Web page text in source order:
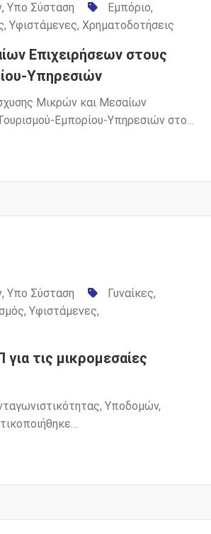
, Υπο Σύσταση Εμπόριο,
, Υφιστάμενες, Χρηματοδοτήσεις
Επιχειρήσεων στους
Υπηρεσιών
Μικρών και Μεσαίων
Εμπορίου-Υπηρεσιών στο…
, Υπο Σύσταση Γυναίκες,
, Υφιστάμενες,
τις μικρομεσαίες
Υποδομών,